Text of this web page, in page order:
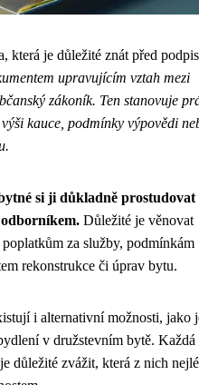
která je důležité znát před
upravujícím vztah mezi
zákoník. Ten stanovuje
kauce, podmínky výpovědi
si ji důkladně prostudovat
Důležité je věnovat
za služby, podmínkám
rekonstrukce či úprav bytu.
i alternativní možnosti, jako
v družstevním bytě. Každá
důležité zvážit, která z nich